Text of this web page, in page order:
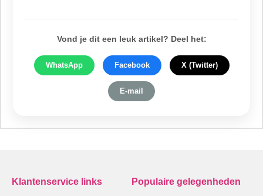
Vond je dit een leuk artikel? Deel het:
WhatsApp Facebook X (Twitter)
E-mail
Klantenservice links Populaire gelegenheden